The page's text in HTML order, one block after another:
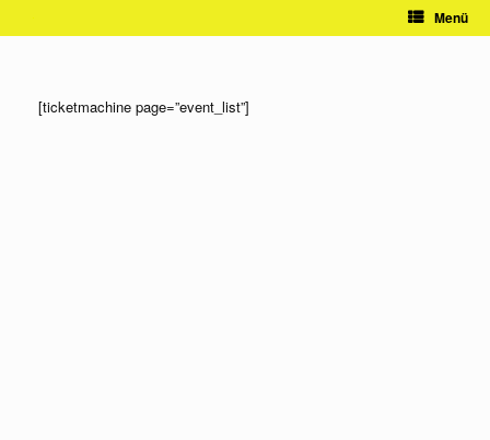
Menü
[ticketmachine page=”event_list”]